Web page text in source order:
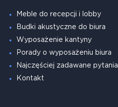
Meble do recepcji i lobby
Budki akustyczne do biura
Wyposażenie kantyny
Porady o wyposażeniu biura
Najczęściej zadawane pytania
Kontakt